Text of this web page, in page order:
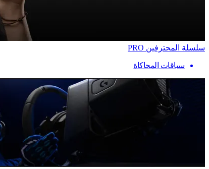
سلسلة المحترفين PRO
سباقات المحاكاة